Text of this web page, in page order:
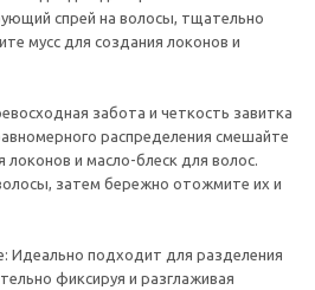
спрей на волосы, тщательно
мусс для создания локонов и
забота и четкость завитка
распределения смешайте
локонов и масло-блеск для волос.
затем бережно отожмите их и
Идеально подходит для разделения
фиксируя и разглаживая